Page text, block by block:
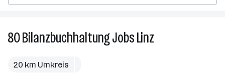
80BilanzbuchhaltungJobsLinz
20 km Umkreis